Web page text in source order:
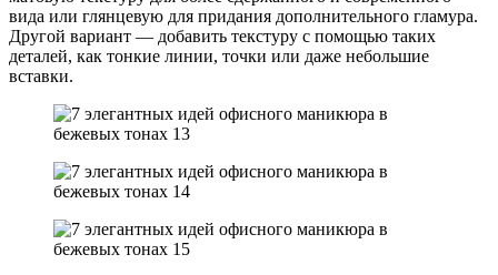
вида или глянцевую для придания дополнительного гламура.
Другой вариант — добавить текстуру с помощью таких
деталей, как тонкие линии, точки или даже небольшие
вставки.